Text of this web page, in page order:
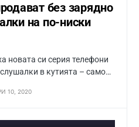
без зарядно
на по-ниски
новата си серия телефони
в кутията – само…
10, 2020